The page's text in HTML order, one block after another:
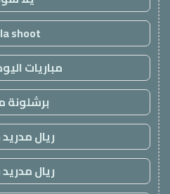
shoot
مباريات
برشلونة
ريال
ريال